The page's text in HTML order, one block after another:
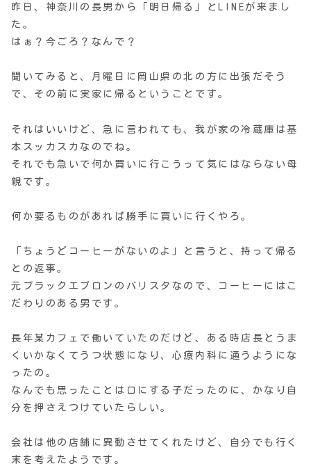
昨日、神奈川の長男から「明日帰る」とLINEが来まし
た。
はぁ？今ごろ？なんで？
聞いてみると、月曜日に岡山県の北の方に出張だそう
で、その前に実家に帰るということです。
それはいいけど、急に言われても、我が家の冷蔵庫は基
本スッカスカなのでね。
それでも急いで何か買いに行こうって気にはならない母
親です。
何か要るものがあれば勝手に買いに行くやろ。
「ちょうどコーヒーがないのよ」と言うと、持って帰る
との返事。
元ブラックエプロンのバリスタなので、コーヒーにはこ
だわりのある男です。
長年某カフェで働いていたのだけど、ある時店長とうま
くいかなくてうつ状態になり、心療内科に通うようにな
ったの。
なんでも思ったことは口にする子だったのに、かなり自
分を押さえつけていたらしい。
会社は他の店舗に異動させてくれたけど、自分でも行く
末を考えたようです。